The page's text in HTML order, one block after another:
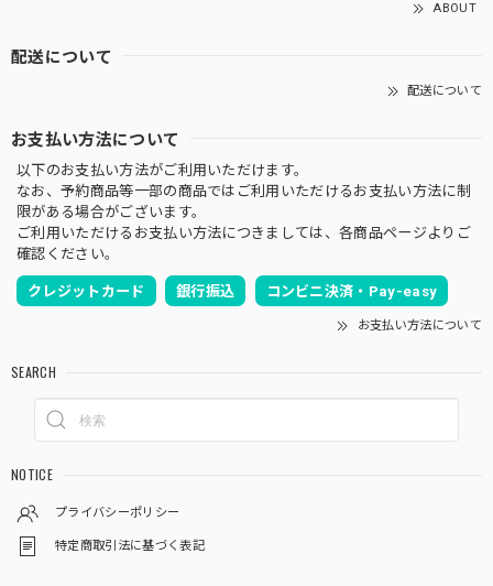
ABOUT
配送について
配送について
お支払い方法について
以下のお支払い方法がご利用いただけます。
なお、予約商品等一部の商品ではご利用いただけるお支払い方法に制
限がある場合がございます。
ご利用いただけるお支払い方法につきましては、各商品ページよりご
確認ください。
クレジットカード 銀行振込 コンビニ決済・Pay-easy
お支払い方法について
SEARCH
NOTICE
プライバシーポリシー
特定商取引法に基づく表記